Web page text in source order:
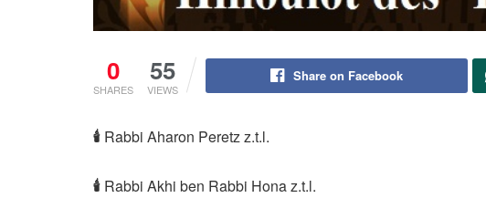
0
SHARES
55
VIEWS
Share on Facebook
🕯 Rabbi Aharon Peretz z.t.l.
🕯 Rabbi Akhi ben Rabbi Hona z.t.l.